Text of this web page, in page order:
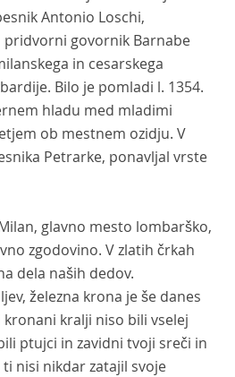
Antonio Loschi,
pridvorni govornik Barnabe
in cesarskega
Bilo je pomladi l. 1354.
hladu med mladimi
ob mestnem ozidju. V
Petrarke, ponavljal vrste
glavno mesto lombarško,
zgodovino. V zlatih črkah
dela naših dedov.
železna krona je še danes
kralji niso bili vselej
ptujci in zavidni tvoji sreči in
nisi nikdar zatajil svoje